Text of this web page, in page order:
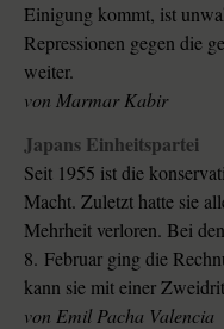
Einigung kommt, ist
Repressionen gegen die
weiter.
von Marmar Kabir
Japans Einheitspartei
Seit 1955 ist die
Macht. Zuletzt hatte sie
Mehrheit verloren. Bei
8. Februar ging die
kann sie mit einer
von Emil Pacha Valencia